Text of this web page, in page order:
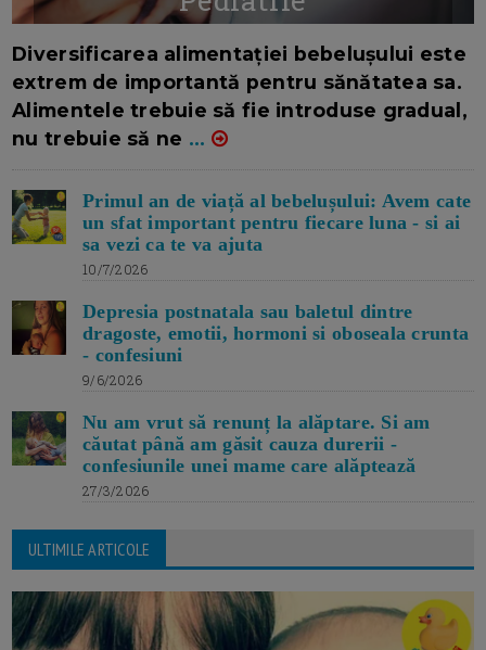
Diversificarea alimentației bebelușului este
extrem de importantă pentru sănătatea sa.
Alimentele trebuie să fie introduse gradual,
nu trebuie să ne ...
Primul an de viață al bebelușului: Avem cate
un sfat important pentru fiecare luna - si ai
sa vezi ca te va ajuta
10/7/2026
Depresia postnatala sau baletul dintre
dragoste, emotii, hormoni si oboseala crunta
- confesiuni
9/6/2026
Nu am vrut să renunț la alăptare. Si am
căutat până am găsit cauza durerii -
confesiunile unei mame care alăptează
27/3/2026
ULTIMILE ARTICOLE